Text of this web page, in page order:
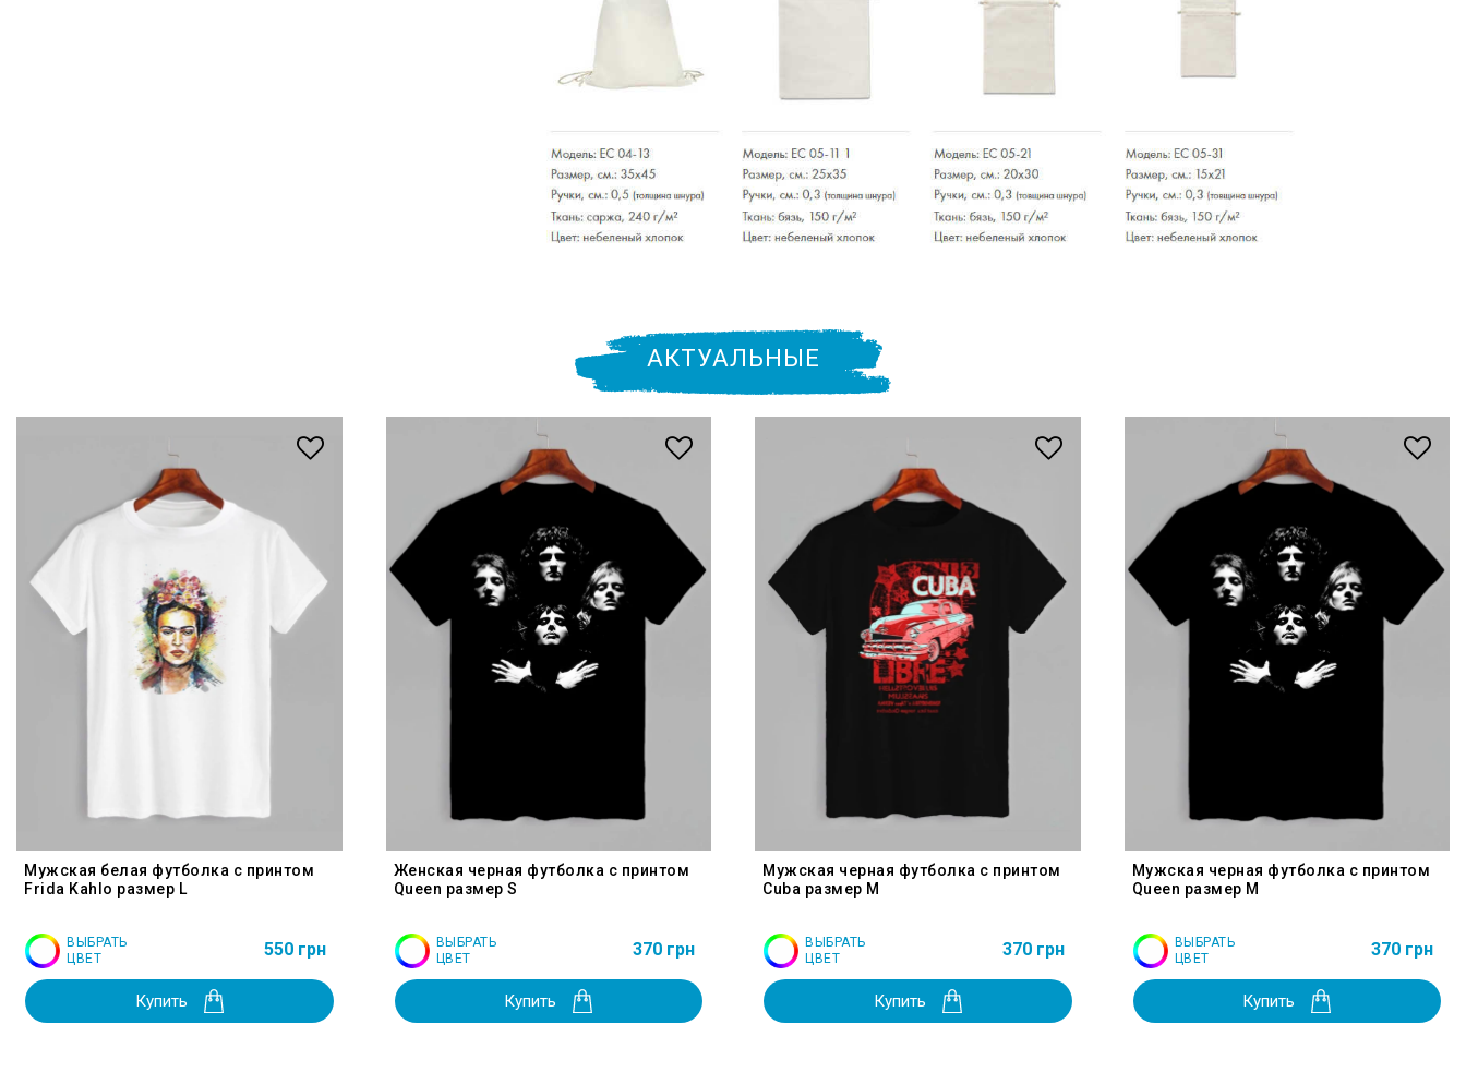
АКТУАЛЬНЫЕ
Мужская белая футболка с принтом
Frida Kahlo размер L
ВЫБРАТЬ
ЦВЕТ
550 грн
Купить
Женская черная футболка с принтом
Queen размер S
ВЫБРАТЬ
ЦВЕТ
370 грн
Купить
Мужская черная футболка с принтом
Cuba размер M
ВЫБРАТЬ
ЦВЕТ
370 грн
Купить
Мужская черная футболка с принтом
Queen размер M
ВЫБРАТЬ
ЦВЕТ
370 грн
Купить